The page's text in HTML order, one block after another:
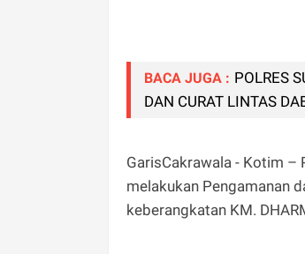
BACA JUGA : POLRES
DAN CURAT LINTAS
GarisCakrawala - Kotim –
melakukan Pengamanan
keberangkatan KM.